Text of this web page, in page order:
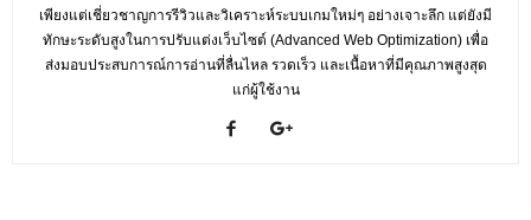
เพียงแต่เชี่ยวชาญการรีวิวและวิเคราะห์ระบบเกมใหม่ๆ อย่างเจาะลึก แต่ยังมี
ทักษะระดับสูงในการปรับแต่งเว็บไซต์ (Advanced Web Optimization) เพื่อ
ส่งมอบประสบการณ์การอ่านที่ลื่นไหล รวดเร็ว และเนื้อหาที่มีคุณภาพสูงสุด
แก่ผู้ใช้งาน